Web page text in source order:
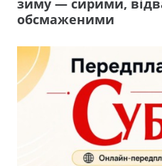
обсмаженими